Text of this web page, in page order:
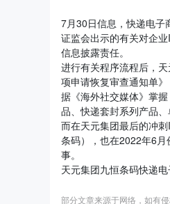
7月30日信息，快递电子
证监会出示的有关对企
信息披露责任。
进行有关程序流程后，
项申请恢复审查通知单
据《海外社交媒体》掌
品、快递套封系列产品
而在天元集团最后的冲
条码），也在2022年6
事。
天元集团九恒条码快递
部分文章来源于网络，如有